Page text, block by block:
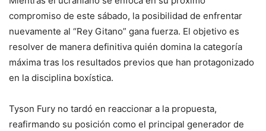
compromiso de este sábado, la posibilidad de enfrentar
nuevamente al “Rey Gitano” gana fuerza. El objetivo es
resolver de manera definitiva quién domina la categoría
máxima tras los resultados previos que han protagonizado
en la disciplina boxística.
Tyson Fury no tardó en reaccionar a la propuesta,
reafirmando su posición como el principal generador de